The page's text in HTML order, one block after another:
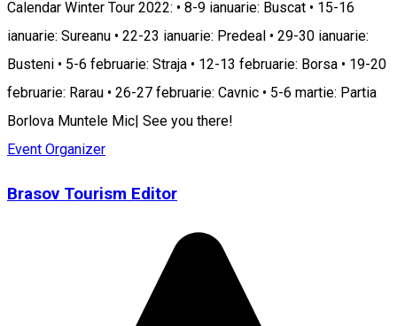
Calendar Winter Tour 2022: • 8-9 ianuarie: Buscat • 15-16
ianuarie: Sureanu • 22-23 ianuarie: Predeal • 29-30 ianuarie:
Busteni • 5-6 februarie: Straja • 12-13 februarie: Borsa • 19-20
februarie: Rarau • 26-27 februarie: Cavnic • 5-6 martie: Partia
Borlova Muntele Mic| See you there!
Event Organizer
Brasov Tourism Editor